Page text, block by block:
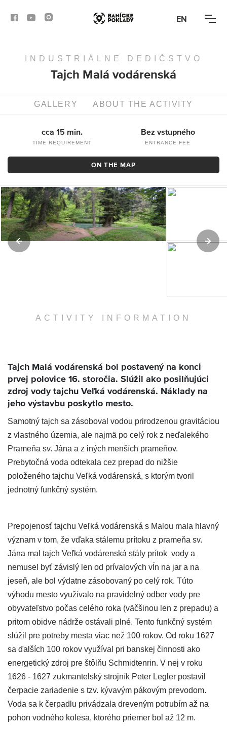
EN
BANSKÁ BYSTRICA
BANSKÁ ŠTIAVNICA
KREMNICA
INDUSTRIÁLNE DEDIČSTVO
Tajch Malá vodárenská
GALLERY ABOUT THE ACTIVITY
cca 15 min.
TIME REQUIREMENT
Bez vstupného
ENTRANCE FEE
ON THE MAP
ACTIVITY INFORMATION
Tajch Malá vodárenská bol postavený na konci
prvej polovice 16. storočia. Slúžil ako posilňujúci
zdroj vody tajchu Veľká vodárenská. Náklady na
jeho výstavbu poskytlo mesto.
Samotný tajch sa zásoboval vodou prirodzenou gravitáciou
z vlastného územia, ale najmä po celý rok z neďalekého
Prameňa sv. Jána a z iných menších prameňov.
Prebytočná voda odtekala cez prepad do nižšie
položeného tajchu Veľká vodárenská, s ktorým tvoril
jednotný funkčný systém.
Prepojenosť tajchu Veľká vodárenská s Malou mala hlavný
význam v tom, že vďaka stálemu prítoku z prameňa sv.
Jána mal tajch Veľká vodárenská stály prítok vody a
nemusel byť závislý len od prívalových vĺn na jar a na
jeseň, ale bol výdatne zásobovaný po celý rok. Túto
výhodu mesto využívalo na pravidelný odber vody pre
obyvateľstvo počas celého roka (väčšinou len z prepadu) a
pritom obidve nádrže ostávali plné. Tento funkčný systém
slúžil pre potreby mesta viac než 100 rokov. Od roku 1627
sa ďalších 100 rokov využíval pri banskej činnosti ako
energetický zdroj pre štôlňu Schmidtenrin. V nej v roku
1626 - 1627 zukmantelský strojník Peter Legler postavil
čerpacie zariadenie s tzv. kývavým pákovým prevodom.
Voda sa k čerpadlu privádzala dreveným potrubím až na
pohon vodného kolesa, ktorého priemer bol až 12 m.